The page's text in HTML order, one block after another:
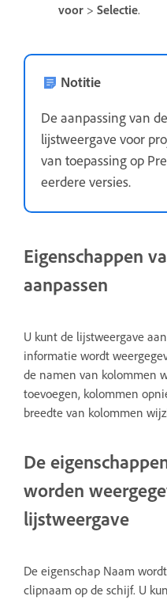
voor > Selectie.
Notitie
De aanpassing van
lijstweergave voor
van toepassing op
eerdere versies.
Eigenschappen
aanpassen
U kunt de lijstweergave
informatie wordt
de namen van kolommen
toevoegen, kolommen
breedte van kolommen
De
worden
lijstweergave
De eigenschap Naam
clipnaam op de schijf. U